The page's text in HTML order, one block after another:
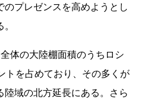
のプレゼンスを高めようとし
体の大陸棚面積のうちロシ
トを占めており、その多くが
域の北方延長にある。さら